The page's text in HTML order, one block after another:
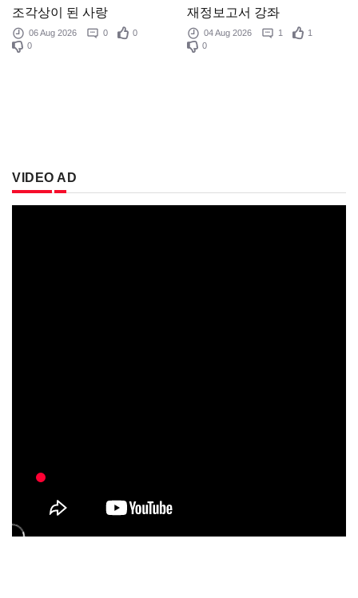
조각상이 된 사랑
06 Aug 2026 0
0
0
재정보고서 강좌
04 Aug 2026 1
1
0
VIDEO AD